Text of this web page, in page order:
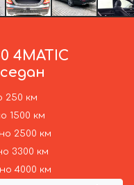
4MATIC
250 км
1500 км
2500 км
3300 км
4000 км